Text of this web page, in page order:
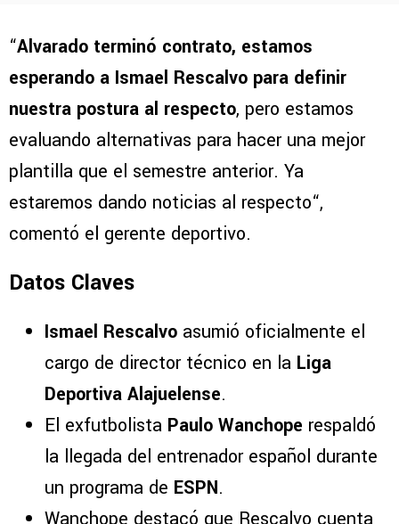
“Alvarado terminó contrato, estamos
esperando a Ismael Rescalvo para definir
nuestra postura al respecto, pero estamos
evaluando alternativas para hacer una mejor
plantilla que el semestre anterior. Ya
estaremos dando noticias al respecto“,
comentó el gerente deportivo.
Datos Claves
Ismael Rescalvo asumió oficialmente el
cargo de director técnico en la Liga
Deportiva Alajuelense.
El exfutbolista Paulo Wanchope respaldó
la llegada del entrenador español durante
un programa de ESPN.